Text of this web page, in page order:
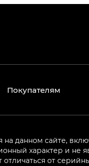
Покупателям
данном сайте,
характер и не
от